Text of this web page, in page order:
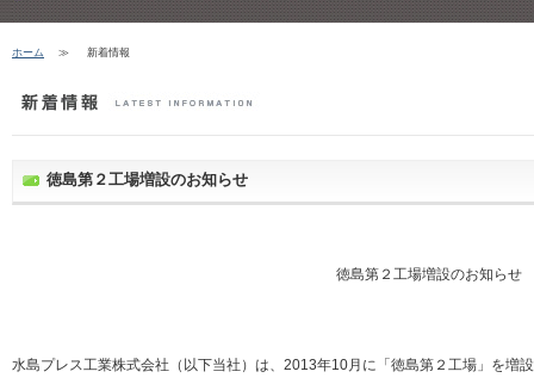
ホーム ≫ 新着情報
徳島第２工場増設のお知らせ
徳島第２工場増設のお知らせ
水島プレス工業株式会社（以下当社）は、2013年10月に「徳島第２工場」を増